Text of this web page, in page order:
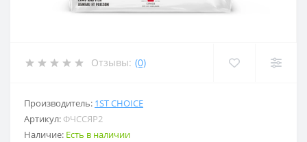
Отзывы: (0)
Производитель: 1ST CHOICE
Артикул: ФЧССЯР2
Наличие: Есть в наличии